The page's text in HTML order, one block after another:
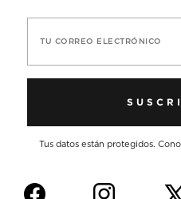
TU CORREO ELECTRÓNICO
Tus datos están protegidos.
f i